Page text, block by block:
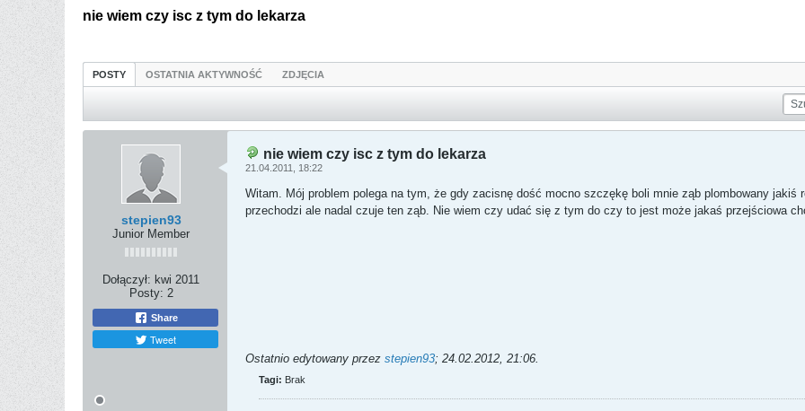
nie wiem czy isc z tym do lekarza
POSTY OSTATNIA AKTYWNOŚĆ ZDJĘCIA
stepien93
Junior Member
Dołączył: kwi 2011
Posty: 2
Share
Tweet
nie wiem czy isc z tym do lekarza
21.04.2011, 18:22
Witam. Mój problem polega na tym, że gdy zacisnę dość mocno szczękę boli mnie ząb plombowany
przechodzi ale nadal czuje ten ząb. Nie wiem czy udać się z tym do czy to jest może jakaś przejściowa
Ostatnio edytowany przez stepien93; 24.02.2012, 21:06.
Tagi: Brak